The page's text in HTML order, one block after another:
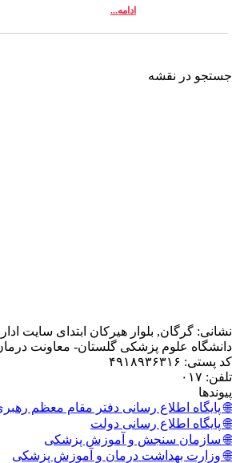
بلوار هیرکان ابتدای سایت اداری سازمان
پزشکی گلستان- معاونت درمان
رسانی دفتر مقام معظم رهبری
رسانی دولت
و آموزش پزشکی
درمان و آموزش پزشکی